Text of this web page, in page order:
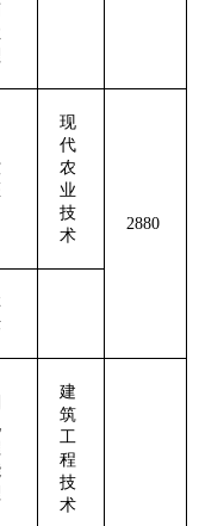
现
代
农
业
技
术
2880
建
筑
工
程
技
术